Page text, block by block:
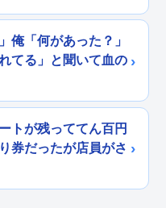
俺「何があった？」
てる」と聞いて血の
トが残っててん百円
券だったが店員がさ